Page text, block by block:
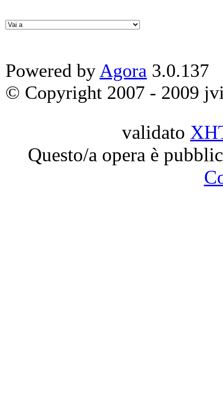
Powered by Agora 3.0.137
© Copyright 2007 - 2009
validato
Questo/a opera è